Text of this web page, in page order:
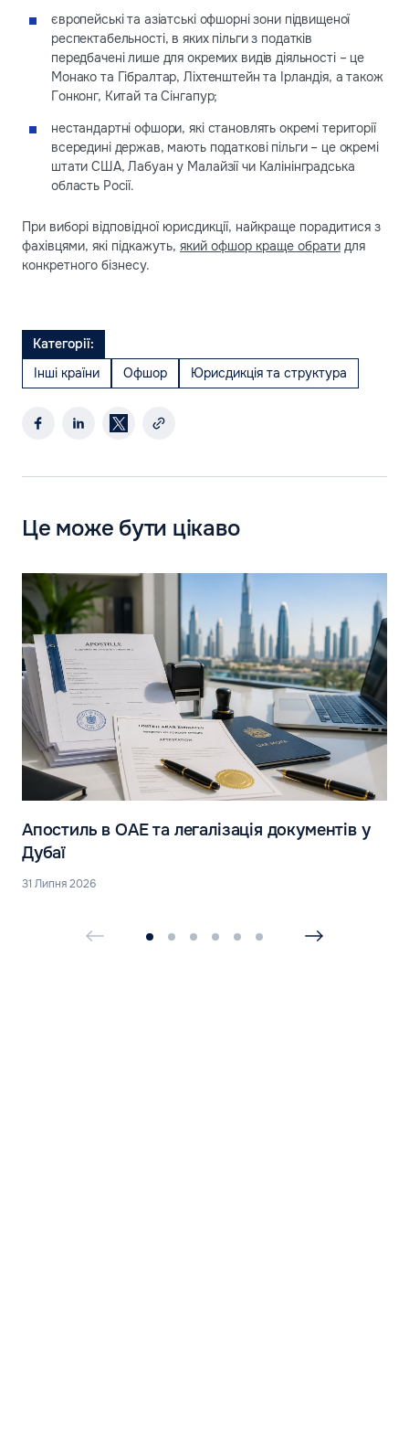
європейські та азіатські офшорні зони підвищеної
респектабельності, в яких пільги з податків
передбачені лише для окремих видів діяльності – це
Монако та Гібралтар, Ліхтенштейн та Ірландія, а також
Гонконг, Китай та Сінгапур;
нестандартні офшори, які становлять окремі території
всередині держав, мають податкові пільги – це окремі
штати США, Лабуан у Малайзії чи Калінінградська
область Росії.
При виборі відповідної юрисдикції, найкраще порадитися з
фахівцями, які підкажуть, який офшор краще обрати для
конкретного бізнесу.
Категорії:
Інші країни
Офшор Юрисдикція та структура
Це може бути цікаво
Апостиль в ОАЕ та легалізація документів у
Дубаї
31 Липня 2026